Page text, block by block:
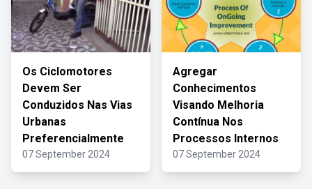
Os Ciclomotores
Devem Ser
Conduzidos Nas Vias
Urbanas
Preferencialmente
07 September 2024
Agregar
Conhecimentos
Visando Melhoria
Contínua Nos
Processos Internos
07 September 2024